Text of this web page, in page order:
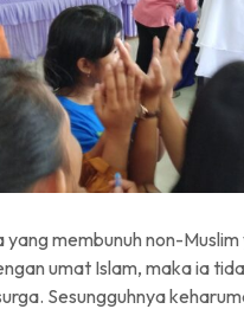
yang membunuh non-
umat Islam, maka ia
Sesungguhnya